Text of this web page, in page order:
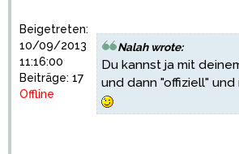
Beigetreten:
10/09/2013
11:16:00
Beiträge: 17
Offline
Nalah wrote:
Du kannst ja mit
und dann "offiziell"